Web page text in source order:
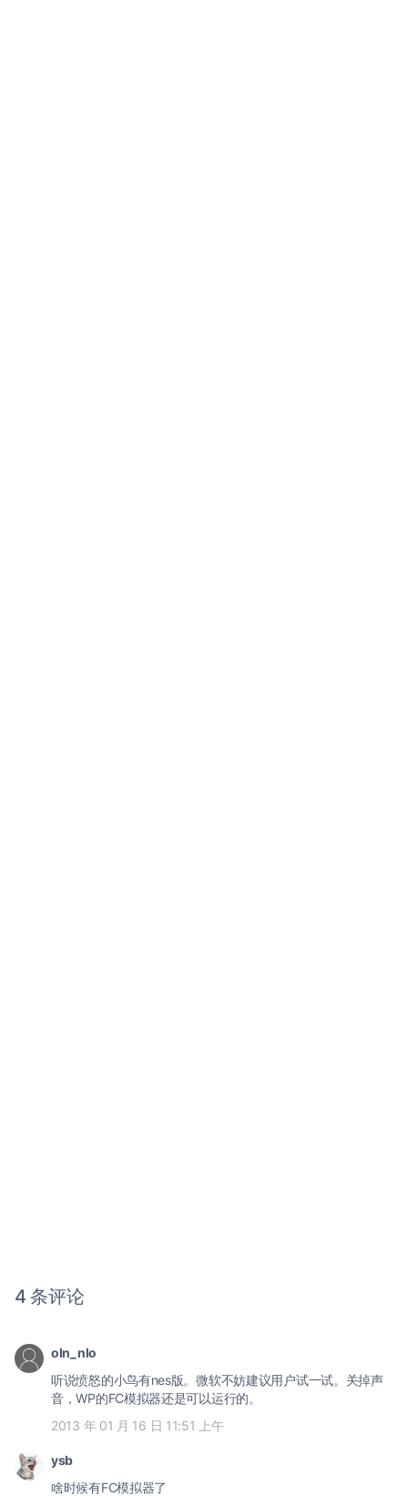
4 条评论
oln_nlo
听说愤怒的小鸟有nes版。微软不妨建议用户试一试。关掉声
音，WP的FC模拟器还是可以运行的。
2013 年 01 月 16 日 11:51 上午
ysb
啥时候有FC模拟器了